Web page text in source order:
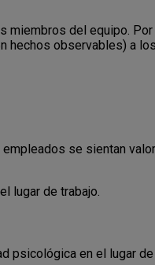
miembros del equipo.
hechos observables) a
se sientan
lugar de trabajo.
psicológica en el lugar de